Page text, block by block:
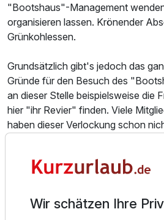
"Bootshaus"-Management
organisieren lassen. Krönender
Grünkohlessen.
Grundsätzlich gibt's jedoch das
Gründe für den Besuch des
an dieser Stelle beispielsweise die
hier "ihr Revier" finden. Viele
haben dieser Verlockung schon
Das "Bootshaus" ist auf dem
Der Bootssteg ermöglicht den
finden ist die gastronomische
Wir schätzen Ihre